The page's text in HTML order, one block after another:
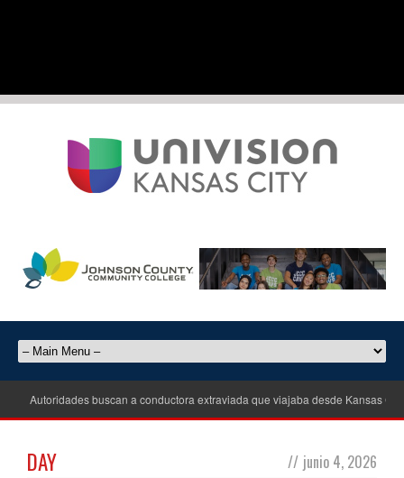
Autoridades buscan a conductora extraviada que viajaba desde Kansas City
DAY // junio 4, 2026